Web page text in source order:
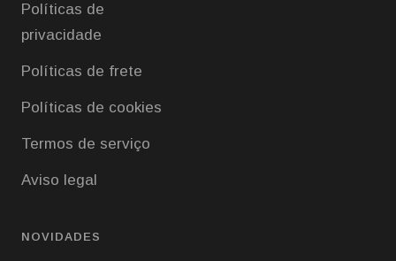
Políticas de
privacidade
Políticas de frete
Políticas de cookies
Termos de serviço
Aviso legal
NOVIDADES